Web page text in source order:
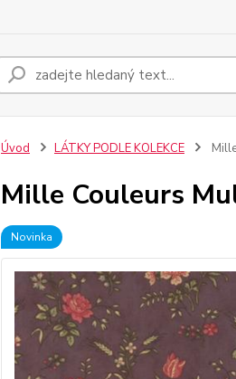
Úvod LÁTKY PODLE KOLEKCE
Mille Couleurs
Novinka